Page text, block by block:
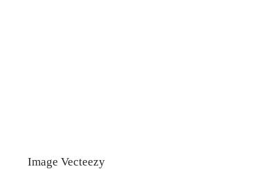
Image Vecteezy